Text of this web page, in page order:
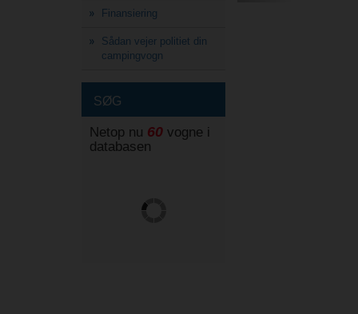
Finansiering
Sådan vejer politiet din
campingvogn
SØG
Netop nu 60 vogne i
databasen